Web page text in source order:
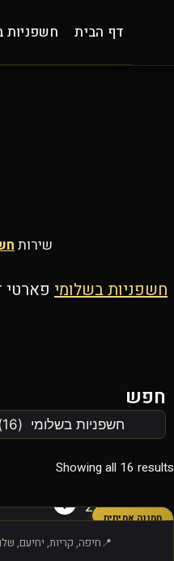
דף הבית חשפניות
שירות
חשפניות בשלומי פארטי
חפש
Showing all 16 results
תמונה אמיתית
חיפה, קריות, יחיעם,